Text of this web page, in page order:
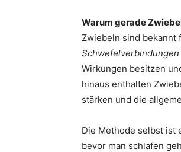
Warum gerade
Zwiebeln sind bekannt
Schwefelverbindungen
Wirkungen besitzen
hinaus enthalten
stärken und die
Die Methode selbst ist
bevor man schlafen